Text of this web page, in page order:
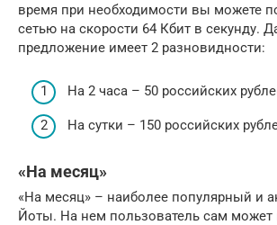
время при необходимости вы можете
сетью на скорости 64 Кбит в секунду.
предложение имеет 2 разновидности:
На 2 часа – 50 российских
На сутки – 150 российских
«На месяц»
«На месяц» – наиболее популярный и
Йоты. На нем пользователь сам может